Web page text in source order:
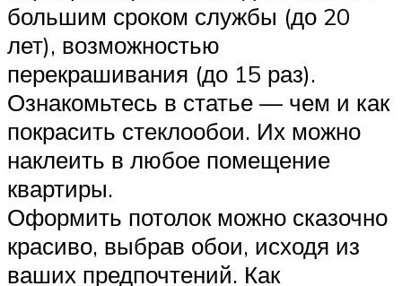
большим сроком службы (до 20
лет), возможностью
перекрашивания (до 15 раз).
Ознакомьтесь в статье — чем и как
покрасить стеклообои. Их можно
наклеить в любое помещение
квартиры.
Оформить потолок можно сказочно
красиво, выбрав обои, исходя из
ваших предпочтений. Как